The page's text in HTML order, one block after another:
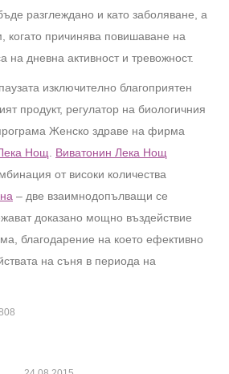
разглеждано и като заболяване, а
когато причинява повишаване на
на дневна активност и тревожност.
изключително благоприятен
продукт, регулатор на биологичния
Женско здраве на фирма
Нощ
Виватонин Лека Нощ
от високи количества
– две взаимнодопълващи се
доказано мощно въздействие
благодарение на което ефективно
на съня в периода на